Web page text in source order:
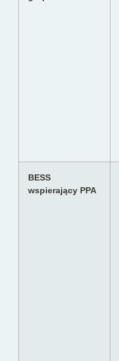
BESS
wspierający PPA